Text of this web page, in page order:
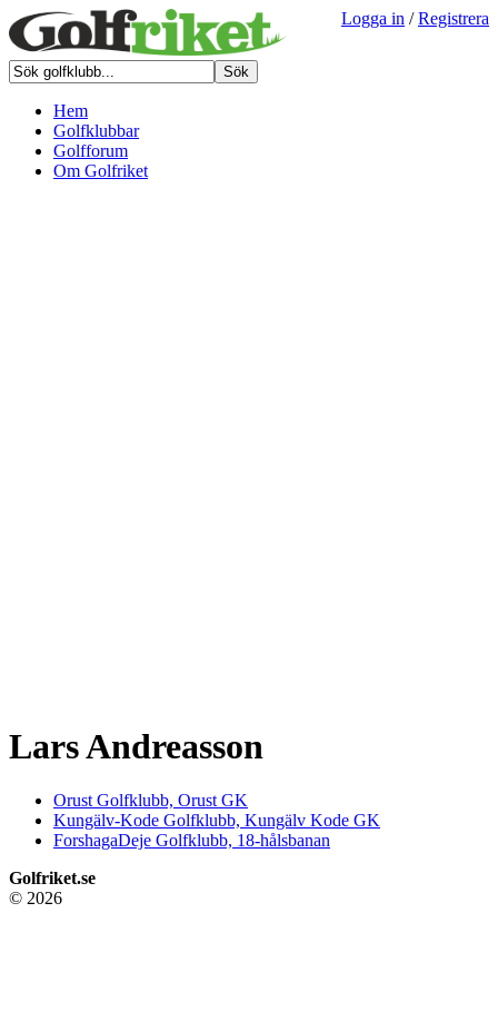
Logga in /Registrera
Hem
Golfklubbar
Golfforum
Om Golfriket
Lars Andreasson
Orust Golfklubb, Orust GK
Kungälv-Kode Golfklubb, Kungälv Kode GK
ForshagaDeje Golfklubb, 18-hålsbanan
Golfriket.se
© 2026